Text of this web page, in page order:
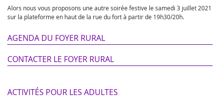
Alors nous vous proposons une autre soirée festive le samedi 3 juillet 2021
sur la plateforme en haut de la rue du fort à partir de 19h30/20h.
AGENDA DU FOYER RURAL
CONTACTER LE FOYER RURAL
ACTIVITÉS POUR LES ADULTES